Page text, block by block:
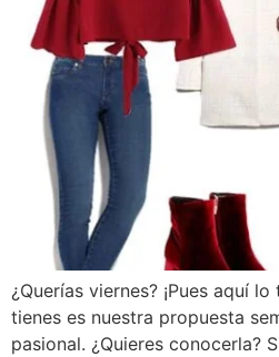
¿Querías viernes? ¡Pues aquí
tienes es nuestra propuesta
pasional. ¿Quieres conocerla?